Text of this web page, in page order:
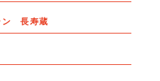
ン 長寿蔵